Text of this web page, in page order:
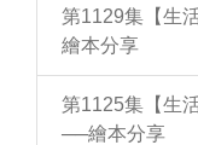
第1129集【生
繪本分享
第1125集【生
──繪本分享